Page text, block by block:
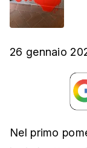
26 gennaio
Nel primo